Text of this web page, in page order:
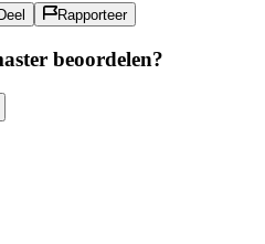
Rapporteer
beoordelen?